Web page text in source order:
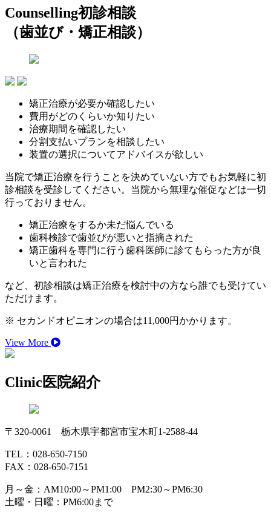
Counselling初診相談
（歯並び・矯正相談）
矯正治療が必要か確認したい
費用がどのくらいか知りたい
治療期間を確認したい
分割支払いプランを相談したい
装置の選択についてアドバイスが欲しい
当院で矯正治療を行うことを決めていない方でもお気軽に初
診相談を受診してください。当院から無理な催促などは一切
行っておりません。
矯正治療をするか未だ悩んでいる
歯科検診で歯並びが悪いと指摘された
矯正歯科を専門に行う歯科医師に診てもらった方が良
いと言われた
など、初診相談は矯正治療を検討中の方なら誰でも受けてい
ただけます。
※ セカンドオピニオンの場合は11,000円かかります。
View More
Clinic医院紹介
〒320-0061 栃木県宇都宮市宝木町1-2588-44
TEL：028-650-7150
FAX：028-650-7151
月～金：AM10:00～PM1:00 PM2:30～PM6:30
土曜・日曜：PM6:00まで